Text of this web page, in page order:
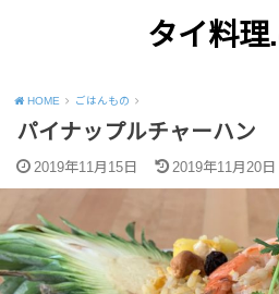
タイ料
HOME ごはんもの
パイナップルチャーハン
2019年11月15日 2019年11月20日